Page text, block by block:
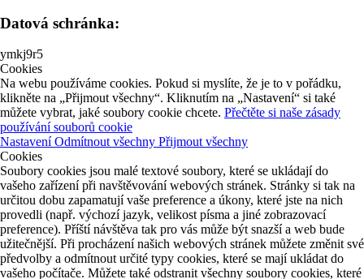
Datová schránka:
ymkj9r5
Cookies
Na webu používáme cookies. Pokud si myslíte, že je to v pořádku,
klikněte na „Přijmout všechny“. Kliknutím na „Nastavení“ si také
můžete vybrat, jaké soubory cookie chcete. Přečtěte si naše zásady
používání souborů cookie
Nastavení Odmítnout všechny Přijmout všechny
Cookies
Soubory cookies jsou malé textové soubory, které se ukládají do
vašeho zařízení při navštěvování webových stránek. Stránky si tak na
určitou dobu zapamatují vaše preference a úkony, které jste na nich
provedli (např. výchozí jazyk, velikost písma a jiné zobrazovací
preference). Příští návštěva tak pro vás může být snazší a web bude
užitečnější. Při procházení našich webových stránek můžete změnit své
předvolby a odmítnout určité typy cookies, které se mají ukládat do
vašeho počítače. Můžete také odstranit všechny soubory cookies, které